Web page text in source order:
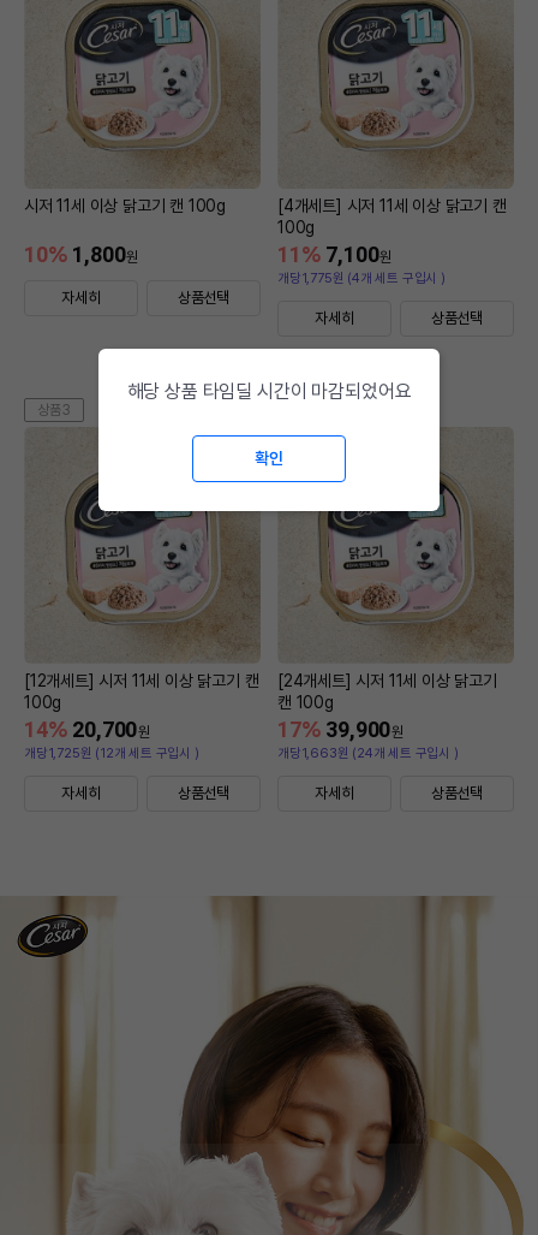
시저 11세 이상 닭고기 캔 100g
1,800원
10%
자세히 상품선택
[4개세트] 시저 11세 이상 닭고기 캔
100g
7,100원
11%
개당1,775원 (4개 세트 구입시 )
자세히 상품선택
상품3
[12개세트] 시저 11세 이상 닭고기 캔
100g
20,700원
14%
개당1,725원 (12개 세트 구입시 )
자세히 상품선택
[24개세트] 시저 11세 이상 닭고기
캔 100g
39,900원
17%
개당1,663원 (24개 세트 구입시 )
자세히 상품선택
해당 상품 타임딜 시간이 마감되었어요
확인